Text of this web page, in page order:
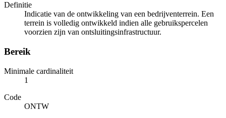
Definitie
Indicatie van de ontwikkeling van een bedrijventerrein. Een
terrein is volledig ontwikkeld indien alle gebruikspercelen
voorzien zijn van ontsluitingsinfrastructuur.
Bereik
Minimale cardinaliteit
1
Code
ONTW